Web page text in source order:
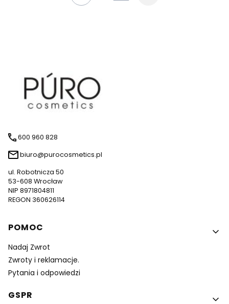
600 960 828
biuro@purocosmetics.pl
ul. Robotnicza 50
53-608 Wrocław
NIP 8971804811
REGON 360626114
Linki w stopce
POMOC
Nadaj Zwrot
Zwroty i reklamacje.
Pytania i odpowiedzi
GSPR